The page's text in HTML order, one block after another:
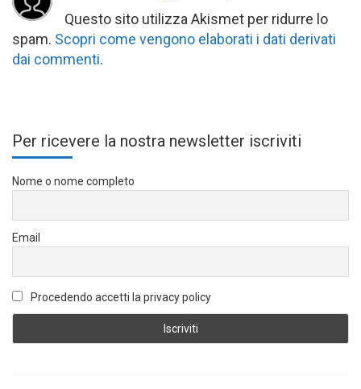
Questo sito utilizza Akismet per ridurre lo
spam. Scopri come vengono elaborati i dati derivati
dai commenti.
Per ricevere la nostra newsletter iscriviti
Nome o nome completo
Email
Procedendo accetti la privacy policy